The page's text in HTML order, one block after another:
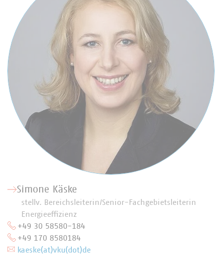
Simone Käske
stellv. Bereichsleiterin/Senior-Fachgebietsleiterin
Energieeffizienz
+49 30 58580-184
+49 170 8580184
kaeske(at)vku(dot)de